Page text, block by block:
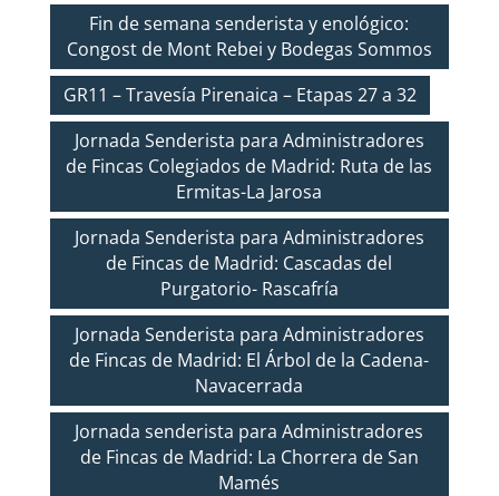
Fin de semana senderista y enológico:
Congost de Mont Rebei y Bodegas Sommos
GR11 – Travesía Pirenaica – Etapas 27 a 32
Jornada Senderista para Administradores
de Fincas Colegiados de Madrid: Ruta de las
Ermitas-La Jarosa
Jornada Senderista para Administradores
de Fincas de Madrid: Cascadas del
Purgatorio- Rascafría
Jornada Senderista para Administradores
de Fincas de Madrid: El Árbol de la Cadena-
Navacerrada
Jornada senderista para Administradores
de Fincas de Madrid: La Chorrera de San
Mamés